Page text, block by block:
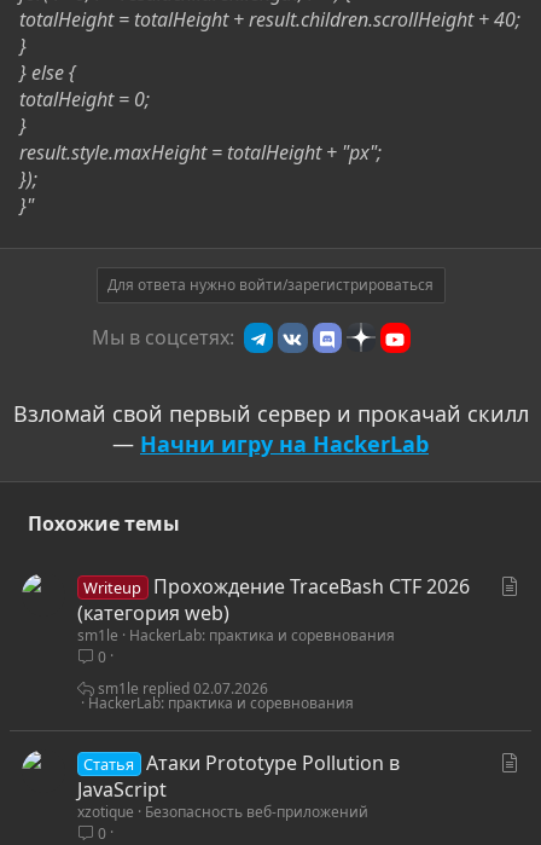
totalHeight = totalHeight + result.children.scrollHeight + 40;
}
} else {
totalHeight = 0;
}
result.style.maxHeight = totalHeight + "px";
});
}"
Для ответа нужно войти/зарегистрироваться
Мы в соцсетях:
Взломай свой первый сервер и прокачай скилл
— Начни игру на HackerLab
Похожие темы
Writeup
Прохождение TraceBash CTF 2026
(категория web)
sm1le
HackerLab: практика и соревнования
0
HackerLab: практика и соревнования
02.07.2026
sm1le
Статья
Атаки Prototype Pollution в
JavaScript
xzotique
Безопасность веб-приложений
0